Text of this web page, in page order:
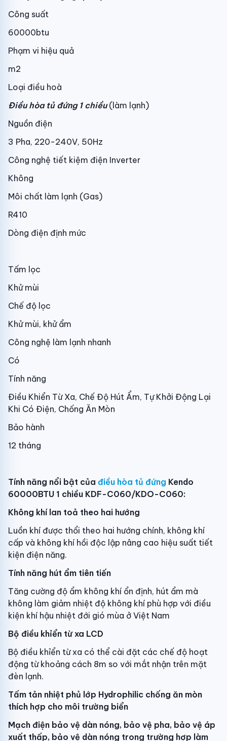
Công suất
60000btu
Phạm vi hiệu quả
m2
Loại điều hoà
Điều hòa tủ đứng 1 chiều(làm lạnh)
Nguồn điện
3 Pha, 220-240V, 50Hz
Công nghệ tiết kiệm điện Inverter
Không
Môi chất làm lạnh (Gas)
R410
Dòng điện định mức
Tấm lọc
Khử mùi
Chế độ lọc
Khử mùi, khử ẩm
Công nghệ làm lạnh nhanh
Có
Tính năng
Điều Khiển Từ Xa, Chế Độ Hút Ẩm, Tự Khởi Động Lại
Khi Có Điện, Chống Ăn Mòn
Bảo hành
12 tháng
Tính năng nổi bật của điều hòa tủ đứng Kendo
60000BTU 1 chiều KDF-C060/KDO-C060:
Không khí lan toả theo hai hướng
Luồn khí được thổi theo hai hướng chính, không khí
cấp và không khí hồi độc lập nâng cao hiệu suất tiết
kiện điện năng.
Tính năng hút ẩm tiên tiến
Tăng cường độ ẩm không khí ổn định, hút ẩm mà
không làm giảm nhiệt độ không khí phù hợp với điều
kiện khí hậu nhiệt đới gió mùa ở Việt Nam
Bộ điều khỉển từ xa LCD
Bộ điều khỉển từ xa có thể cài đặt các chế độ hoạt
động từ khoảng cách 8m so với mắt nhận trên mặt
đèn lạnh.
Tấm tản nhiệt phủ lớp Hydrophilic chống ăn mòn
thích hợp cho môi trường biển
Mạch điện bảo vệ dàn nóng, bảo vệ pha, bảo vệ áp
xuất thấp, bảo vệ dàn nóng trong trường hợp làm